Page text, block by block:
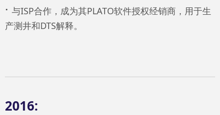
· 与ISP合作，成为其PLATO软件授权经销商，用于生
产测井和DTS解释。
2016: